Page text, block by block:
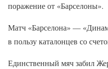
поражение от «Барселоны».
Матч «Барселона» —
в пользу каталонцев со
Единственный мяч забил